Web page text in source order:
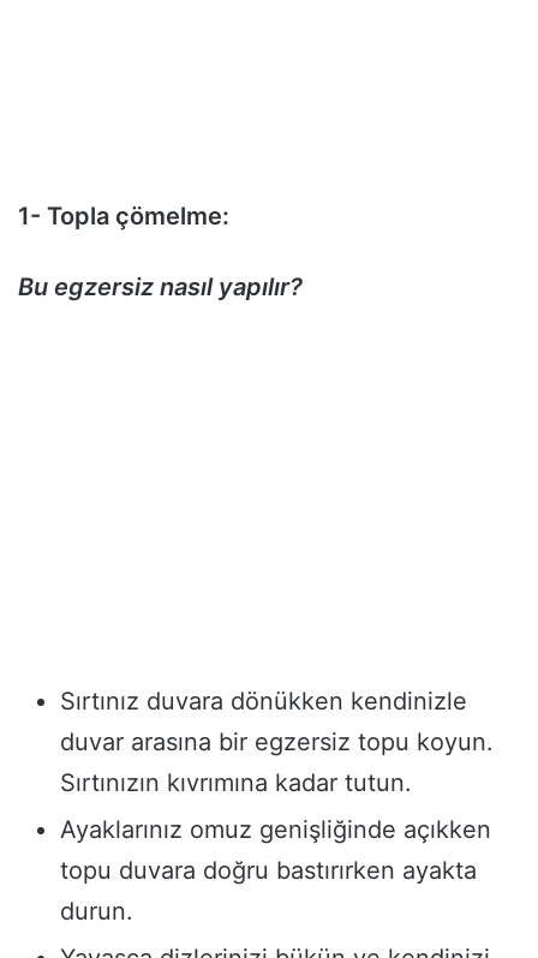
1- Topla çömelme:
Bu egzersiz nasıl yapılır?
Sırtınız duvara dönükken kendinizle
duvar arasına bir egzersiz topu koyun.
Sırtınızın kıvrımına kadar tutun.
Ayaklarınız omuz genişliğinde açıkken
topu duvara doğru bastırırken ayakta
durun.